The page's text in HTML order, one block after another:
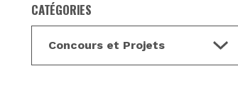
CATÉGORIES